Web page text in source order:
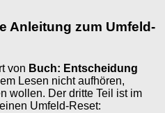
Anleitung zum Umfeld-
von Buch: Entscheidung
Lesen nicht aufhören,
wollen. Der dritte Teil ist im
Umfeld-Reset: